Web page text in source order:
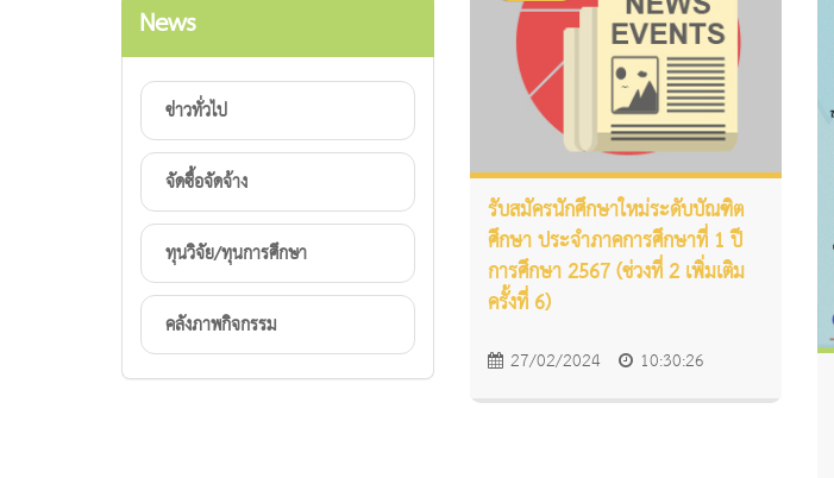
รับสมัครนักศึกษาใหม่ระดับบัณฑิต
ศึกษา ประจำภาคการศึกษาที่ 1 ปี
การศึกษา 2567 (ช่วงที่ 2 เพิ่มเติม
ครั้งที่ 6)
27/02/2024 10:30:26
News
ข่าวทั่วไป
จัดซื้อจัดจ้าง
ทุนวิจัย/ทุนการศึกษา
คลังภาพกิจกรรม